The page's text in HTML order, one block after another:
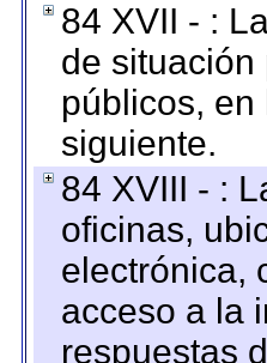
84 XVII - :
de situación
públicos,
siguiente.
84 XVIII - :
oficinas,
electrónica,
acceso a la
respuestas